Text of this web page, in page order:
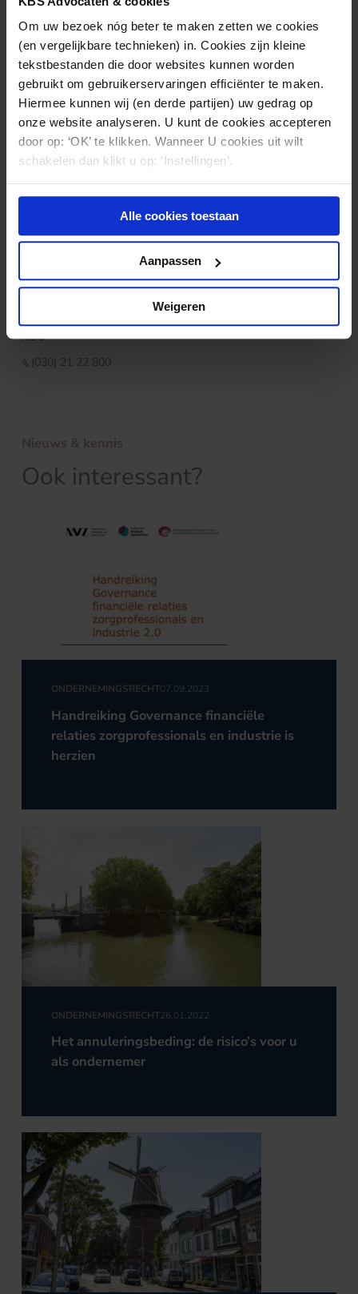
Om uw bezoek nóg beter te maken zetten we cookies
(en vergelijkbare technieken) in. Cookies zijn kleine
tekstbestanden die door websites kunnen worden
gebruikt om gebruikerservaringen efficiënter te maken.
Hiermee kunnen wij (en derde partijen) uw gedrag op
onze website analyseren. U kunt de cookies accepteren
door op: ‘OK’ te klikken. Wanneer U cookies uit wilt
schakelen dan klikt u op: ‘Instellingen’.
Alle cookies toestaan
Aanpassen
Weigeren
KBS
(030) 21 22 800
Nieuws & kennis
Ook interessant?
ONDERNEMINGSRECHT07.09.2023
Handreiking Governance financiële
relaties zorgprofessionals en industrie is
herzien
ONDERNEMINGSRECHT26.01.2022
Het annuleringsbeding: de risico’s voor u
als ondernemer